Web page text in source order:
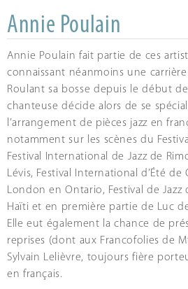
Annie Poulain
Annie Poulain fait partie de ces
connaissant néanmoins une
Roulant sa bosse depuis le début
chanteuse décide alors de se
l’arrangement de pièces jazz en
notamment sur les scènes du
Festival International de Jazz de
Lévis, Festival International d’Été de
London en Ontario, Festival de Jazz
Haïti et en première partie de Luc
Elle eut également la chance de
reprises (dont aux Francofolies de
Sylvain Lelièvre, toujours fière
en français.